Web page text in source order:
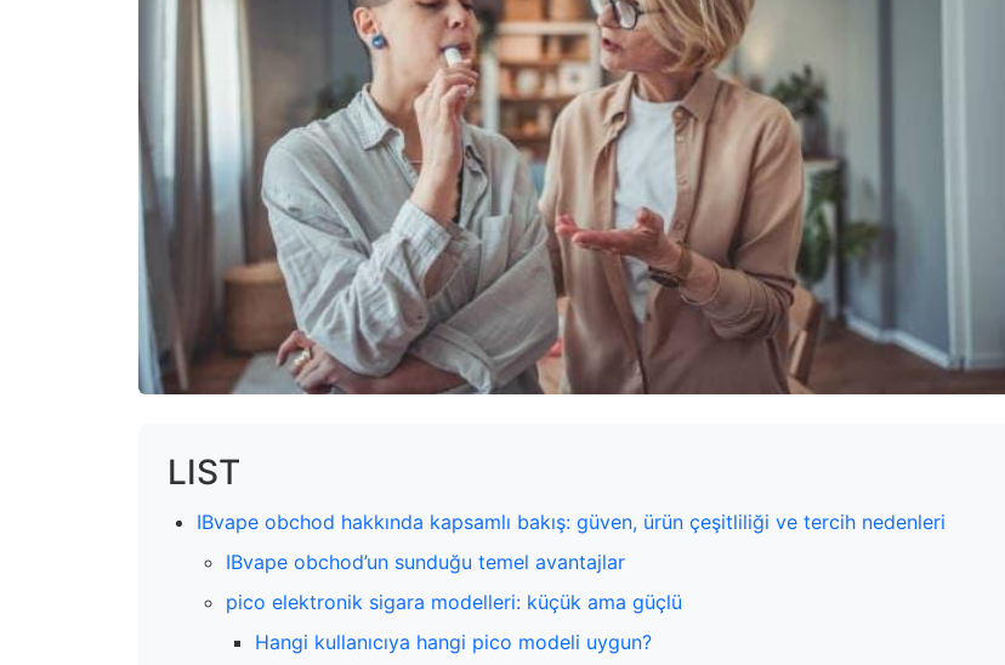
LIST
IBvape obchod hakkında kapsamlı bakış: güven, ürün çeşitliliği ve tercih nedenleri
IBvape obchod’un sunduğu temel avantajlar
pico elektronik sigara modelleri: küçük ama güçlü
Hangi kullanıcıya hangi pico modeli uygun?